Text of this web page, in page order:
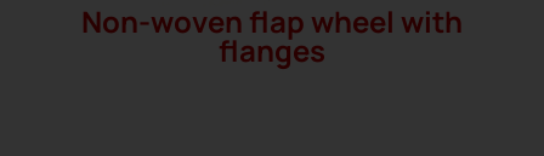
Non-woven flap wheel with
flanges